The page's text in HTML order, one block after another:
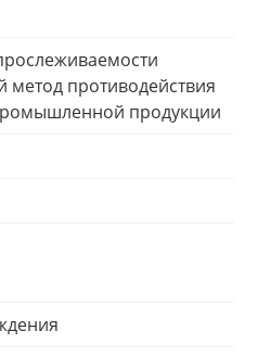
метод противодействия
продукции